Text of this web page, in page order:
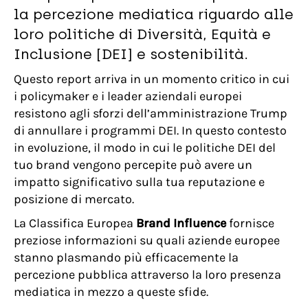
la percezione mediatica riguardo alle
loro politiche di Diversità, Equità e
Inclusione [DEI] e sostenibilità.
Questo report arriva in un momento critico in cui
i policymaker e i leader aziendali europei
resistono agli sforzi dell’amministrazione Trump
di annullare i programmi DEI. In questo contesto
in evoluzione, il modo in cui le politiche DEI del
tuo brand vengono percepite può avere un
impatto significativo sulla tua reputazione e
posizione di mercato.
La Classifica Europea Brand Influencefornisce
preziose informazioni su quali aziende europee
stanno plasmando più efficacemente la
percezione pubblica attraverso la loro presenza
mediatica in mezzo a queste sfide.